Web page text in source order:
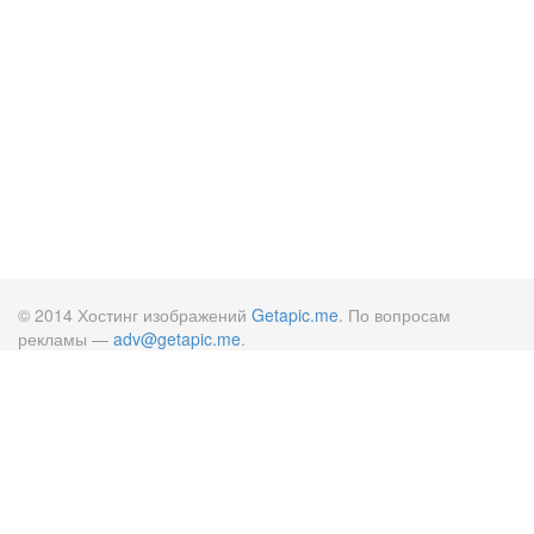
© 2014 Хостинг изображений Getapic.me. По вопросам
рекламы — adv@getapic.me.